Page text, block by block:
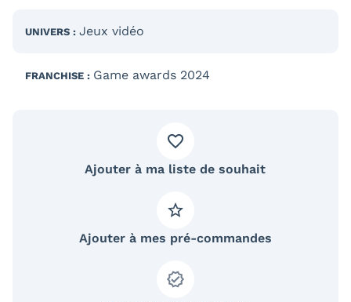
UNIVERS : Jeux vidéo
FRANCHISE : Game awards 2024
Ajouter à ma liste de souhait
Ajouter à mes pré-commandes